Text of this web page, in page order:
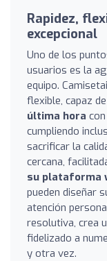
Rapidez,
excepcional
Uno de los
usuarios es la
equipo.
flexible, capaz
última hora
cumpliendo
sacrificar la
cercana,
su plataforma
pueden diseñar
atención
resolutiva, crea
fidelizado a
y otra vez.